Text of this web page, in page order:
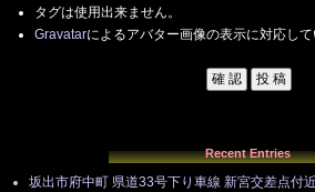
タグは使用出来ません。
Gravatarによるアバター画像の表示に対応して
Recent Entries
坂出市府中町 県道33号下り車線 新宮交差点付